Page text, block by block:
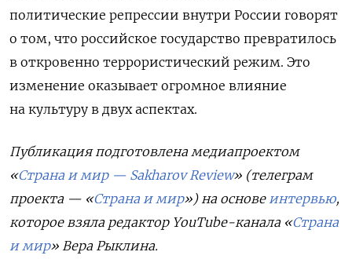
политические репрессии внутри России говорят
о том, что российское государство превратилось
в откровенно террористический режим. Это
изменение оказывает огромное влияние
на культуру в двух аспектах.
Публикация подготовлена медиапроектом
«Страна и мир — Sakharov Review» (телеграм
проекта — «Страна и мир») на основе интервью,
которое взяла редактор YouTube-канала «Страна
и мир» Вера Рыклина.